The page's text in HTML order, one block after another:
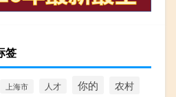
签
上海市 人才 你的 农村